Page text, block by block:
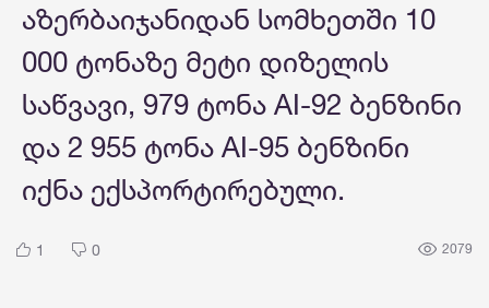
აზერბაიჯანიდან სომხეთში 10
000 ტონაზე მეტი დიზელის
საწვავი, 979 ტონა AI-92 ბენზინი
და 2 955 ტონა AI-95 ბენზინი
იქნა ექსპორტირებული.
1 0 2079